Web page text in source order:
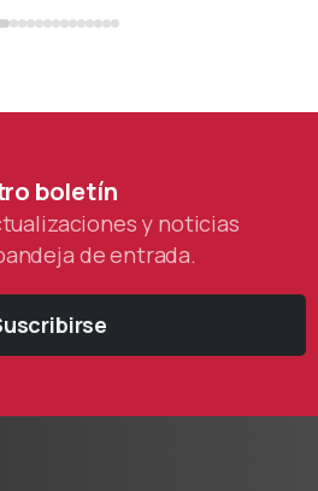
boletín
y noticias
de entrada.